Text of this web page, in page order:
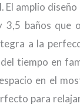
amplio diseño
3,5 baños que
a la
tiempo en
en el
para